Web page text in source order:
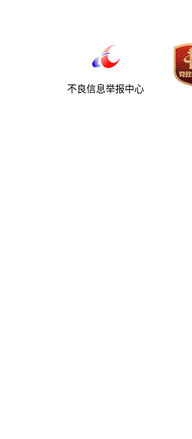
不良信息举报中心